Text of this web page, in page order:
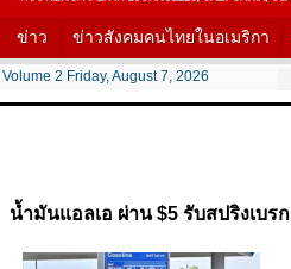
ข่าว ข่าวสังคมคนไทยในอเมริกา
Volume 2 Friday, August 7, 2026
น้ำมันแอลเอ ผ่าน $5 รับสปริงเบรก